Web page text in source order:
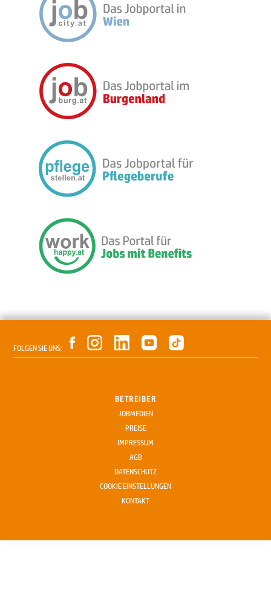
FOLGEN SIE UNS:
BETREIBER
JOBMEDIEN
PREISE
IMPRESSUM
AGB
DATENSCHUTZ
COOKIE EINSTELLUNGEN
KONTAKT